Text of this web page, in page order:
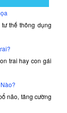
thế thông dụng
trai hay con gái
não, tăng cường